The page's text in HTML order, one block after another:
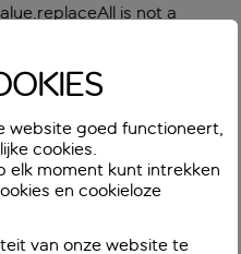
is not a
website goed functioneert,
cookies.
elk moment kunt intrekken
en cookieloze
van onze website te